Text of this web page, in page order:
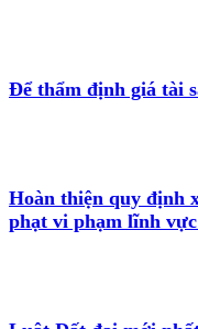
Để thẩm định giá tài
Hoàn thiện quy định
phạt vi phạm lĩnh